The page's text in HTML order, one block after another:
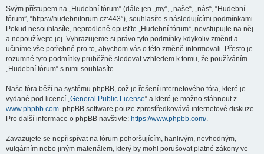
Svým přístupem na „Hudební fórum“ (dále jen „my“, „naše“, „nás“, “Hudební
fórum”, “https://hudebniforum.cz:443”), souhlasíte s následujícími podmínkami.
Pokud nesouhlasíte, neprodleně opusťte „Hudební fórum“, nevstupujte na něj
a nepoužívejte jej. Vyhrazujeme si právo tyto podmínky kdykoliv změnit a
učiníme vše potřebné pro to, abychom vás o této změně informovali. Přesto je
rozumné tyto podmínky průběžně sledovat vzhledem k tomu, že používáním
„Hudební fórum“ s nimi souhlasíte.
Naše fóra běží na systému phpBB, což je řešení internetového fóra, které je
vydané pod licencí „General Public License“ a které je možno stáhnout z
www.phpbb.com. phpBB software pouze zprostředkovává internetové diskuze.
Pro další informace o phpBB navštivte: https://www.phpbb.com/.
Zavazujete se nepřispívat na fórum pohoršujícím, hanlivým, nevhodným,
vulgárním nebo jiným materiálem, který by mohl porušovat platné zákony ve